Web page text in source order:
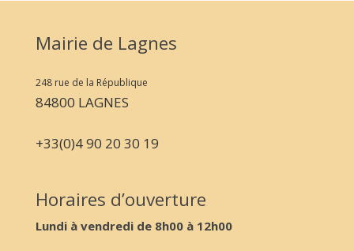
Mairie de Lagnes
248 rue de la République
84800 LAGNES
+33(0)4 90 20 30 19
Horaires d’ouverture
Lundi à vendredi de 8h00 à 12h00